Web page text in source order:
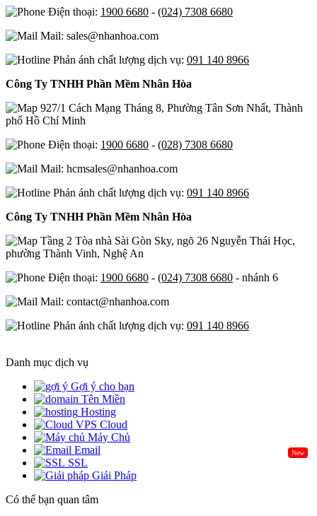
Điện thoại: 1900 6680 - (024) 7308 6680
Mail: sales@nhanhoa.com
Phản ánh chất lượng dịch vụ: 091 140 8966
Công Ty TNHH Phần Mềm Nhân Hòa
927/1 Cách Mạng Tháng 8, Phường Tân Sơn Nhất, Thành
phố Hồ Chí Minh
Điện thoại: 1900 6680 - (028) 7308 6680
Mail: hcmsales@nhanhoa.com
Phản ánh chất lượng dịch vụ: 091 140 8966
Công Ty TNHH Phần Mềm Nhân Hòa
Tầng 2 Tòa nhà Sài Gòn Sky, ngõ 26 Nguyễn Thái Học,
phường Thành Vinh, Nghệ An
Điện thoại: 1900 6680 - (024) 7308 6680 - nhánh 6
Mail: contact@nhanhoa.com
Phản ánh chất lượng dịch vụ: 091 140 8966
Danh mục dịch vụ
Gợi ý cho bạn
Tên Miền
Hosting
Cloud
Máy Chủ
New
Email
SSL
Giải Pháp
Có thể bạn quan tâm